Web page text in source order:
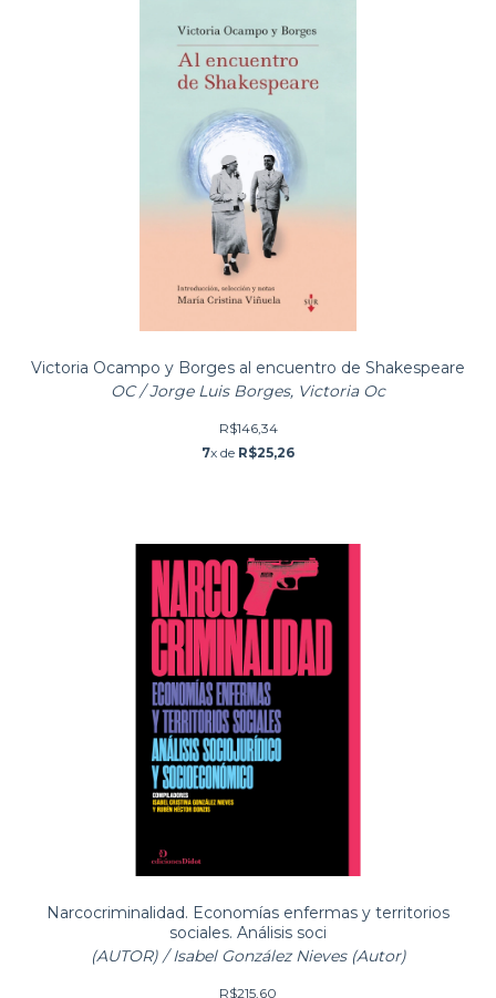
Victoria Ocampo y Borges al encuentro de Shakespeare
OC / Jorge Luis Borges, Victoria Oc
R$146,34
7x de R$25,26
Narcocriminalidad. Economías enfermas y territorios
sociales. Análisis soci
(AUTOR) / Isabel González Nieves (Autor)
R$215,60